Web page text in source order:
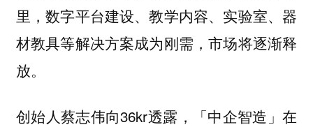
里，数字平台建设、教学内容、实验室、器
材教具等解决方案成为刚需，市场将逐渐释
放。
创始人蔡志伟向36kr透露，「中企智造」在